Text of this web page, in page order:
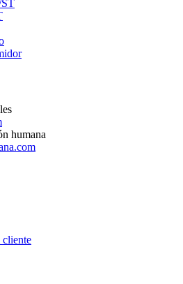
in
new
window
in
Opens
humana
cliente